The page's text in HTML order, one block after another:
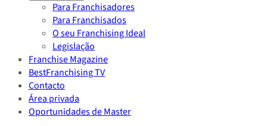
Para Franchisadores
Para Franchisados
O seu Franchising Ideal
Legislação
Franchise Magazine
BestFranchising TV
Contacto
Área privada
Oportunidades de Master